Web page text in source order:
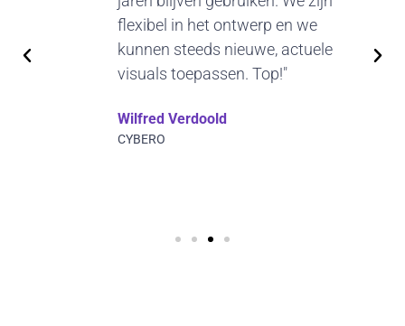
flexibel in het ontwerp en we
kunnen steeds nieuwe, actuele
visuals toepassen. Top!"
Wilfred Verdoold
CYBERO